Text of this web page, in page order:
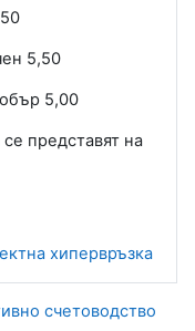
5,50
5,00
представят на
хипервръзка
счетоводство